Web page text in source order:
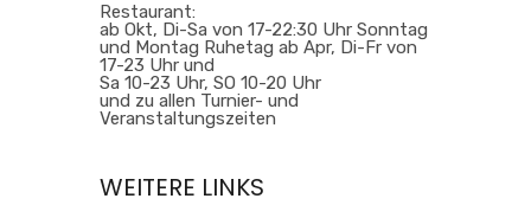
Restaurant:
ab Okt, Di-Sa von 17-22:30 Uhr Sonntag
und Montag Ruhetag ab Apr, Di-Fr von
17-23 Uhr und
Sa 10-23 Uhr, SO 10-20 Uhr
und zu allen Turnier- und
Veranstaltungszeiten
WEITERE LINKS